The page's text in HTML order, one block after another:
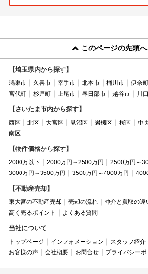
このページの先頭へ
【埼玉県内から探す】
鴻巣市 久喜市 幸手市 北本市 桶川市 伊奈町
宮代町
杉戸町 上尾市 春日部市 越谷市 川
【さいたま市内から探す】
西区 北区 大宮区 見沼区 岩槻区 桜区 中
南区
【物件価格から探す】
2000万以下 2000万円～2500万円
2500万円～
3000万円～3500万円
3500万円～4000万円
【不動産売却】
東大宮の不動産売却 売却の流れ
仲介と買取の違
高く売るポイント
よくある質問
当社について
トップページ インフォメーション スタッフ紹介
お客様の声
会社概要 お問合せ プライバシーポ